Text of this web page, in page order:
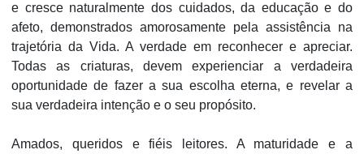
e cresce naturalmente dos cuidados, da educação e do
afeto, demonstrados amorosamente pela assistência na
trajetória da Vida. A verdade em reconhecer e apreciar.
Todas as criaturas, devem experienciar a verdadeira
oportunidade de fazer a sua escolha eterna, e revelar a
sua verdadeira intenção e o seu propósito.
Amados, queridos e fiéis leitores. A maturidade e a